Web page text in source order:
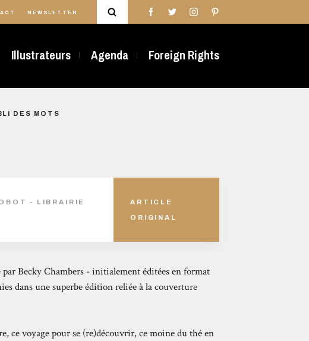
NEWSLETTER
Illustrateurs Agenda Foreign Rights
DES MOTS
- LIBRAIRIE ARTICLE
ORIGINAL
Becky Chambers - initialement éditées en format
dans une superbe édition reliée à la couverture
ce voyage pour se (re)découvrir, ce moine du thé en